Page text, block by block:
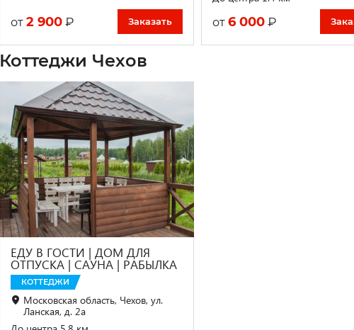
от 2 900 ₽ Заказать
от6 000 ₽
Коттеджи Чехов
ЕДУ В ГОСТИ | ДОМ ДЛЯ
ОТПУСКА | CАУНА | РАБЫЛКА
КОТТЕДЖИ
Московская область, Чехов, ул.
Ланская, д. 2а